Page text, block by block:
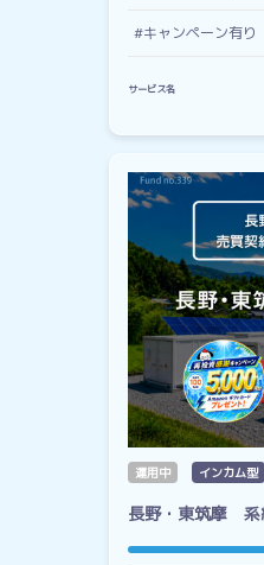
#キャンペーン有り
サービス名
運用中 インカム型
長野・東筑摩 系